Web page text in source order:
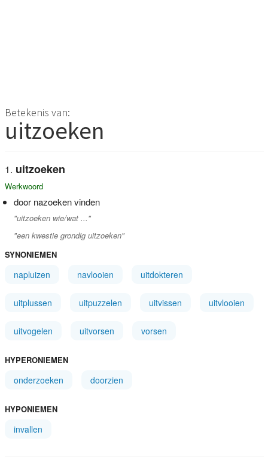
Betekenis van:
uitzoeken
uitzoeken
Werkwoord
door nazoeken vinden
"uitzoeken wie/wat ..."
"een kwestie grondig uitzoeken"
SYNONIEMEN
napluizen navlooien uitdokteren
uitplussen uitpuzzelen uitvissen uitvlooien
uitvogelen uitvorsen vorsen
HYPERONIEMEN
onderzoeken doorzien
HYPONIEMEN
invallen